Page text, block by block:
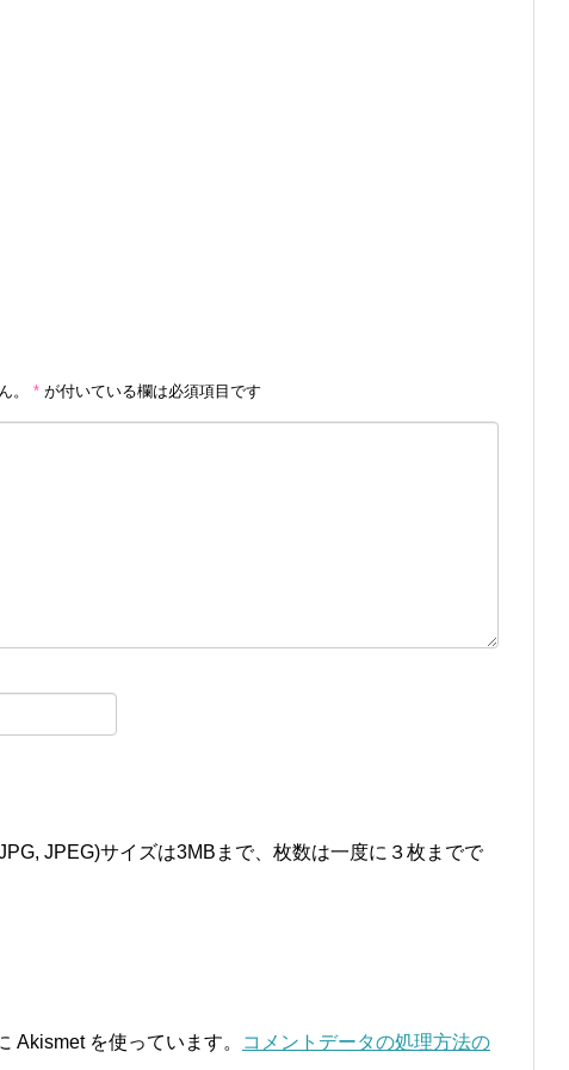
。 * が付いている欄は必須項目です
JPEG)サイズは3MBまで、枚数は一度に３枚までで
Akismet を使っています。
コメントデータの処理方法の